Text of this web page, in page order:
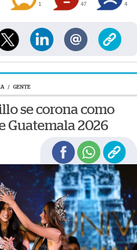
1 47 4
/ GENTE
se corona como
Guatemala 2026